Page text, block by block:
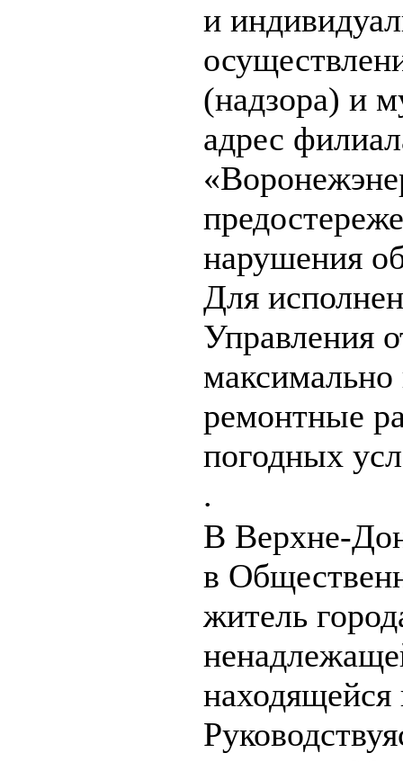
и
(надзора) и
адрес
нарушения
Для
Управления
максимально
ремонтные
погодных
.
В Верхне-
в
житель